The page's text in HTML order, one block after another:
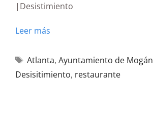
|Desistimiento
Leer más
Atlanta, Ayuntamiento de Mogán
Desisitimiento, restaurante